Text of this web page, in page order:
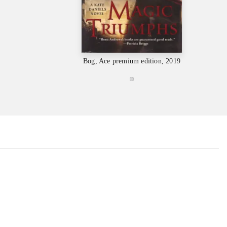
Bog, Ace premium edition, 2019